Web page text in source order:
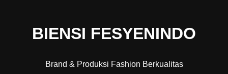
BIENSI FESYENINDO
Brand & Produksi Fashion Berkualitas